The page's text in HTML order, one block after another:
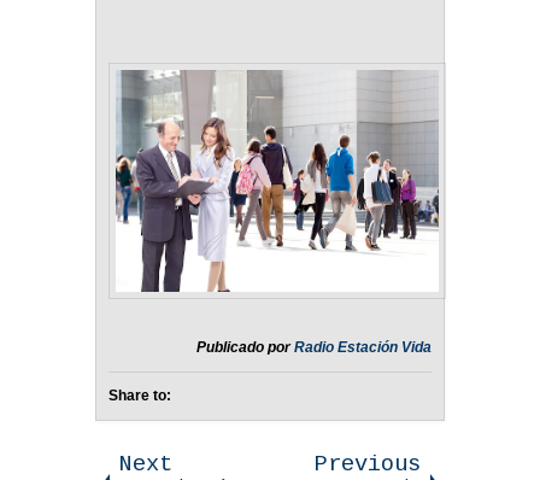
Publicado porRadio Estación Vida
Share to:
Next Previous